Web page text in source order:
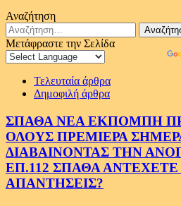
Αναζήτηση
Αναζήτηση
για:
Μετάφραστε την Σελίδα
Τελευταία άρθρα
Δημοφιλή άρθρα
ΣΠΑΘΑ ΝΕΑ ΕΚΠΟΜΠΗ
ΟΛΟΥΣ ΠΡΕΜΙΕΡΑ
ΔΙΑΒΑΙΝΟΝΤΑΣ ΤΗΝ
ΕΠ.112 ΣΠΑΘΑ ΑΝΤΕΧΕΤΕ
ΑΠΑΝΤΗΣΕΙΣ?